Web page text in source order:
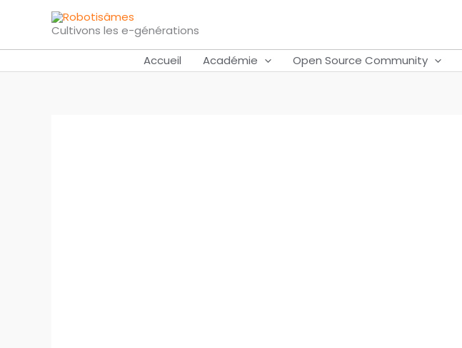
contenu
Cultivons les e-générations
Accueil Académie Open Source Community